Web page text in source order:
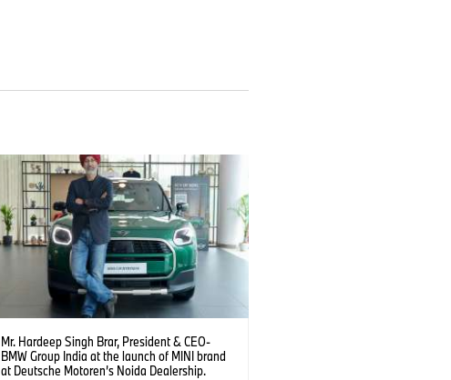
Mr. Hardeep Singh Brar, President & CEO-
BMW Group India at the launch of MINI brand
at Deutsche Motoren’s Noida Dealership.